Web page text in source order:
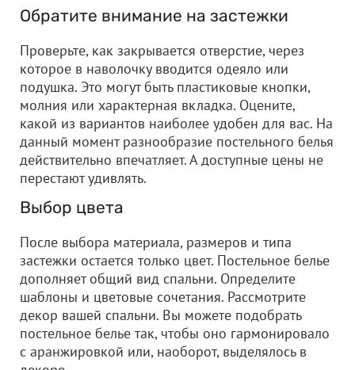
Обратите внимание на застежки
Проверьте, как закрывается отверстие, через
которое в наволочку вводится одеяло или
подушка. Это могут быть пластиковые кнопки,
молния или характерная вкладка. Оцените,
какой из вариантов наиболее удобен для вас. На
данный момент разнообразие постельного белья
действительно впечатляет. А доступные цены не
перестают удивлять.
Выбор цвета
После выбора материала, размеров и типа
застежки остается только цвет. Постельное белье
дополняет общий вид спальни. Определите
шаблоны и цветовые сочетания. Рассмотрите
декор вашей спальни. Вы можете подобрать
постельное белье так, чтобы оно гармонировало
с аранжировкой или, наоборот, выделялось в